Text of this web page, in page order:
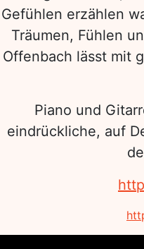
Gefühlen erzählen
Träumen, Fühlen
Offenbach lässt mit
Piano und
eindrückliche, auf